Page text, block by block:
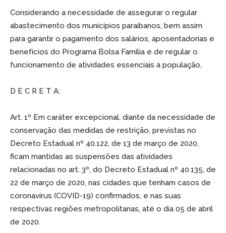
Considerando a necessidade de assegurar o regular
abastecimento dos municípios paraibanos, bem assim
para garantir o pagamento dos salários, aposentadorias e
benefícios do Programa Bolsa Família e de regular o
funcionamento de atividades essenciais à população,
D E C R E T A:
Art. 1º Em caráter excepcional, diante da necessidade de
conservação das medidas de restrição, previstas no
Decreto Estadual nº 40.122, de 13 de março de 2020,
ficam mantidas as suspensões das atividades
relacionadas no art. 3º, do Decreto Estadual nº 40.135, de
22 de março de 2020, nas cidades que tenham casos de
coronavírus (COVID-19) confirmados, e nas suas
respectivas regiões metropolitanas, até o dia 05 de abril
de 2020.